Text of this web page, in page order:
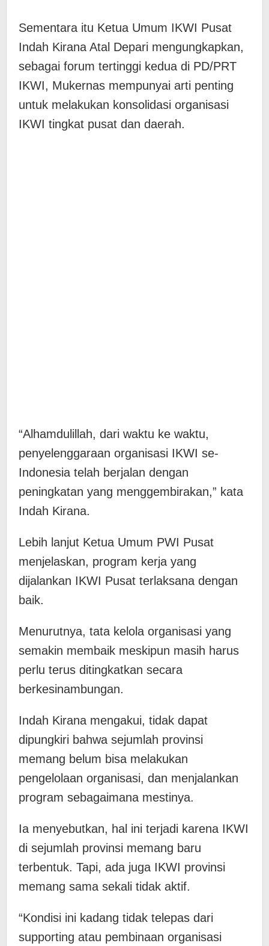
Sementara itu Ketua Umum IKWI Pusat
Indah Kirana Atal Depari mengungkapkan,
sebagai forum tertinggi kedua di PD/PRT
IKWI, Mukernas mempunyai arti penting
untuk melakukan konsolidasi organisasi
IKWI tingkat pusat dan daerah.
“Alhamdulillah, dari waktu ke waktu,
penyelenggaraan organisasi IKWI se-
Indonesia telah berjalan dengan
peningkatan yang menggembirakan,” kata
Indah Kirana.
Lebih lanjut Ketua Umum PWI Pusat
menjelaskan, program kerja yang
dijalankan IKWI Pusat terlaksana dengan
baik.
Menurutnya, tata kelola organisasi yang
semakin membaik meskipun masih harus
perlu terus ditingkatkan secara
berkesinambungan.
Indah Kirana mengakui, tidak dapat
dipungkiri bahwa sejumlah provinsi
memang belum bisa melakukan
pengelolaan organisasi, dan menjalankan
program sebagaimana mestinya.
Ia menyebutkan, hal ini terjadi karena IKWI
di sejumlah provinsi memang baru
terbentuk. Tapi, ada juga IKWI provinsi
memang sama sekali tidak aktif.
“Kondisi ini kadang tidak telepas dari
supporting atau pembinaan organisasi